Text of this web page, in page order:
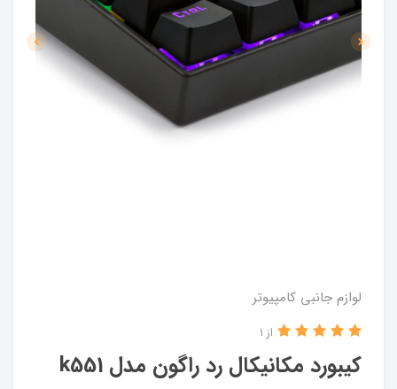
لوازم جانبی کامپیوتر
كيبورد مكانيكال رد راگون مدل k551
از 1